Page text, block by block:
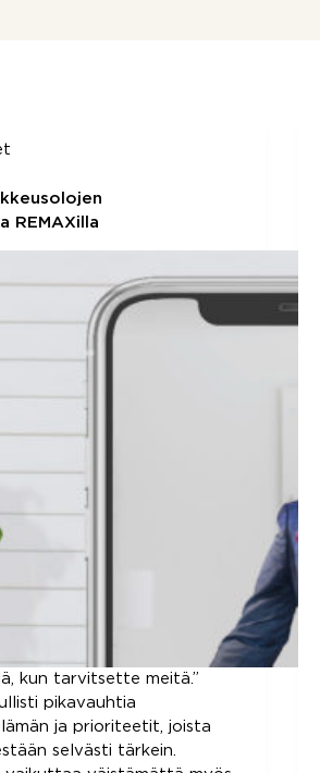
REMAXilla
kun tarvitsette meitä.”
pikavauhtia
ja prioriteetit, joista
selvästi tärkein.